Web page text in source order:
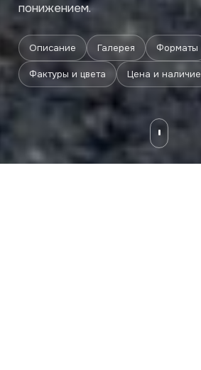
понижением.
Описание Галерея Форматы
Фактуры и цвета Цена и наличие